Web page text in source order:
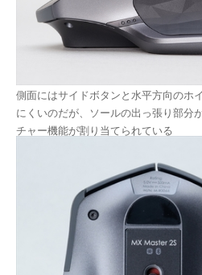
側面にはサイドボタンと水平方向のホ
にくいのだが、ソールの出っ張り部分
チャー機能が割り当てられている